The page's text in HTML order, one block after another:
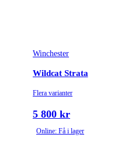
Winchester
Wildcat Strata
Flera varianter
5 800 kr
Online: Få i lager